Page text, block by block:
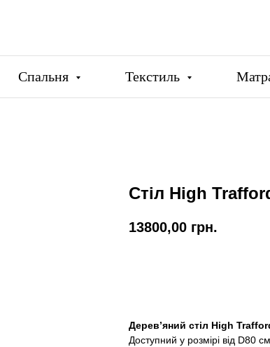
Спальня Текстиль
Стіл High
13800,00 грн.
Дерев’яний стіл High
Доступний у розмірі від D80